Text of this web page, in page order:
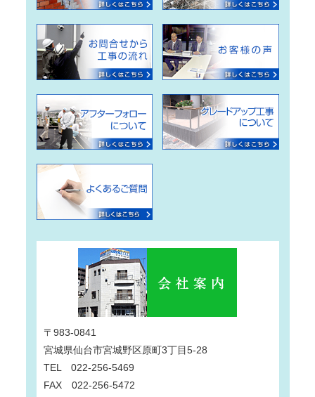
〒983-0841
宮城県仙台市宮城野区原町3丁目5-28
TEL 022-256-5469
FAX 022-256-5472